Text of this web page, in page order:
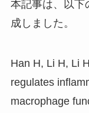
本記事は、以下
成しました。
Han H, Li H, Li
regulates
macrophage